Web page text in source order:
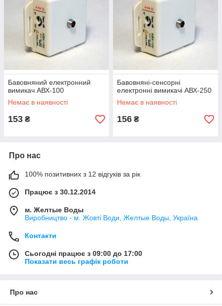
Бавовняний електронний
вимикач АВХ-100
Немає в наявності
153 ₴
Бавовняні-сенсорні
електронні вимикачі АВХ-250
Немає в наявності
156 ₴
Про нас
100% позитивних з 12 відгуків за рік
Працює з 30.12.2014
м. Желтые Воды
Виробництво - м. Жовті Води, Желтые Воды, Україна
Контакти
Сьогодні працює з 09:00 до 17:00
Показати весь графік роботи
Про нас